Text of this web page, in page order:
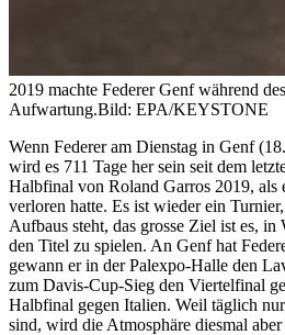
2019 machte Federer Genf während
Aufwartung.Bild: EPA/KEYSTONE
Wenn Federer am Dienstag in Genf
wird es 711 Tage her sein seit dem
Halbfinal von Roland Garros 2019, als
verloren hatte. Es ist wieder ein
Aufbaus steht, das grosse Ziel ist es,
den Titel zu spielen. An Genf hat
gewann er in der Palexpo-Halle den
zum Davis-Cup-Sieg den Viertelfinal
Halbfinal gegen Italien. Weil täglich
sind, wird die Atmosphäre diesmal